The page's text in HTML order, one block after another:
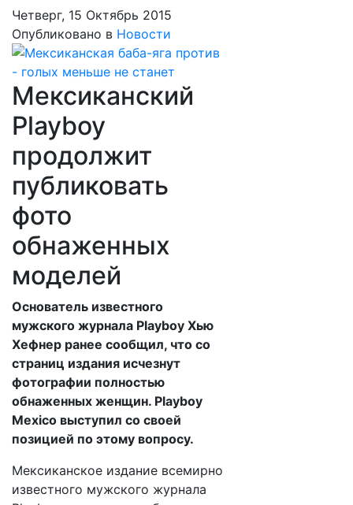
Четверг, 15 Октябрь 2015
Опубликовано в Новости
Мексиканский
Playboy
продолжит
публиковать
фото
обнаженных
моделей
Основатель известного
мужского журнала Playboy Хью
Хефнер ранее сообщил, что со
страниц издания исчезнут
фотографии полностью
обнаженных женщин. Playboy
Mexico выступил со своей
позицией по этому вопросу.
Мексиканское издание всемирно
известного мужского журнала